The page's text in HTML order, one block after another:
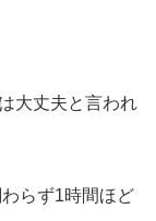
大丈夫と言われ
らず1時間ほど